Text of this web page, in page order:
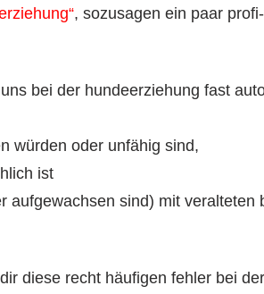
, sozusagen ein paar
bei der hundeerziehung fast
würden oder unfähig sind,
ist
aufgewachsen sind) mit veralteten
diese recht häufigen fehler bei